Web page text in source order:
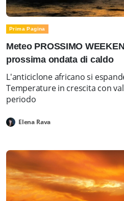
Prima Pagina
Meteo PROSSIMO
prossima ondata di caldo
L'anticiclone africano si
Temperature in crescita con
periodo
Elena Rava